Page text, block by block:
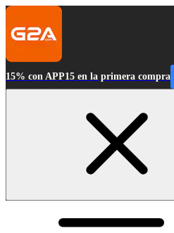
15% con APP15 en la primera compra